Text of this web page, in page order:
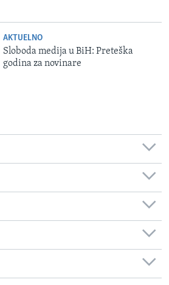
AKTUELNO
Sloboda medija u BiH: Preteška
godina za novinare